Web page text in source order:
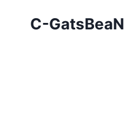
C-GatsBeaN